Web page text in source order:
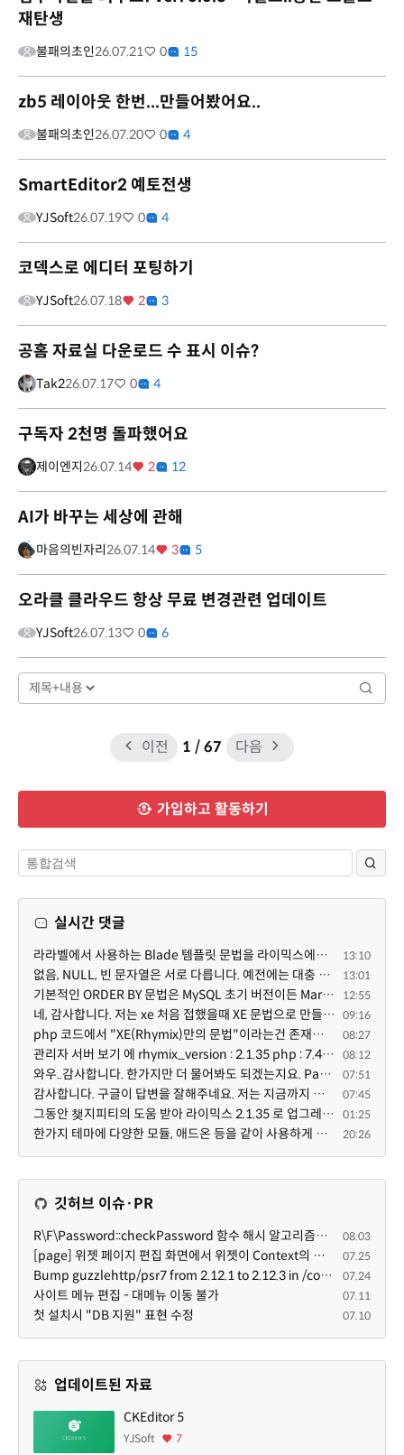
재탄생
불패의초인26.07.21 0 15
zb5 레이아웃 한번...만들어봤어요..
불패의초인26.07.20 0 4
SmartEditor2 예토전생
YJSoft26.07.19 0 4
코덱스로 에디터 포팅하기
YJSoft26.07.18 2 3
공홈 자료실 다운로드 수 표시 이슈?
Tak226.07.17 0 4
구독자 2천명 돌파했어요
제이엔지26.07.14 2 12
AI가 바꾸는 세상에 관해
마음의빈자리26.07.14 3 5
오라클 클라우드 항상 무료 변경관련 업데이트
YJSoft26.07.13 0 6
이전 1 / 67 다음
가입하고 활동하기
실시간 댓글
라라벨에서 사용하는 Blade 템플릿 문법을 라이믹스에서도 일부분 도입하였는데, 양쪽의 템플릿 매뉴얼 분량... 13:10
없음, NULL, 빈 문자열은 서로 다릅니다. 예전에는 대충 써도 서로 통용되었지만, 그것 때문에 버그나 보안... 13:01
기본적인 ORDER BY 문법은 MySQL 초기 버전이든 MariaDB 최신 버전이든 차이가 없습니다. 라이믹스 게시판에... 12:55
네, 감사합니다. 저는 xe 처음 접했을때 XE 문법으로 만들었다고 해서 xe코드들이 php와 전혀 다른것 같이 ... 09:16
php 코드에서 "XE(Rhymix)만의 문법"이라는건 존재하지도 않고 별도의 인터프리터를 만들지 않는한 쓸 수도 ... 08:27
관리자 서버 보기 에 rhymix_version : 2.1.35 php : 7.4.3 (64-bit) db.type : mysql (innodb, utf8mb4) db... 08:12
와우..감사합니다. 한가지만 더 물어봐도 되겠는지요. Password.php 파일안에 클래스와 함수들은 순수 php ... 07:51
감사합니다. 구글이 답변을 잘해주네요. 저는 지금까지 md5 에 머물러 있었네요. md5는 구석기 알고리즘이 ... 07:45
그동안 챚지피티의 도움 받아 라이믹스 2.1.35 로 업그레이드 잘 한 것은 부인할 수 없는 사실입니다. 그런... 01:25
한가지 테마에 다양한 모듈, 애드온 등을 같이 사용하게 되면 의외로 어려운게 일관성이 있는 디자인의 유지... 20:26
깃허브 이슈·PR
R\F\Password::checkPassword 함수 해시 알고리즘을 암시적으로 호출하는 경우 Argon2id 해시 비교 실패 08.03
[page] 위젯 페이지 편집 화면에서 위젯이 Context의 module_info를 덮어쓰면 저장이 ERR_ACT_IS_NOT_STANDALONE으로 실패 07.25
Bump guzzlehttp/psr7 from 2.12.1 to 2.12.3 in /common 07.24
사이트 메뉴 편집 - 대메뉴 이동 불가 07.11
첫 설치시 "DB 지원" 표현 수정 07.10
업데이트된 자료
CKEditor 5
YJSoft 7